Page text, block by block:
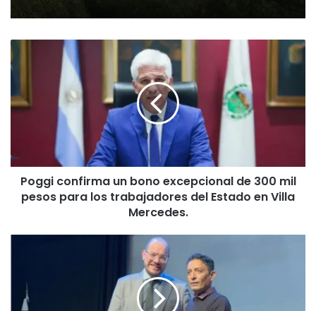
Poggi
confirma
excepcional
pesos
para
Mercedes.
Poggi confirma un bono excepcional de 300 mil
pesos para los trabajadores del Estado en Villa
Mercedes.
brilla